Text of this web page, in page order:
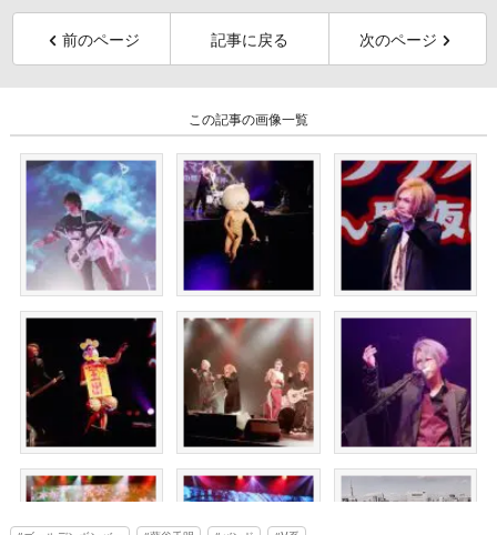
前のページ 記事に戻る 次のページ
この記事の画像一覧